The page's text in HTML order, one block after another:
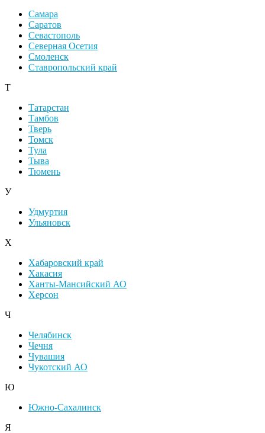
Самара
Саратов
Севастополь
Северная Осетия
Смоленск
Ставропольский край
Т
Татарстан
Тамбов
Тверь
Томск
Тула
Тыва
Тюмень
У
Удмуртия
Ульяновск
Х
Хабаровский край
Хакасия
Ханты-Мансийский АО
Херсон
Ч
Челябинск
Чечня
Чувашия
Чукотский АО
Ю
Южно-Сахалинск
Я